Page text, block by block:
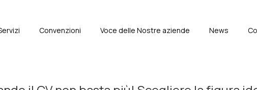
Convenzioni Voce delle Nostre aziende News